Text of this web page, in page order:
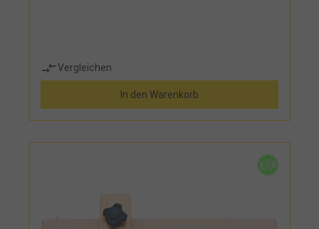
Vergleichen
In den Warenkorb